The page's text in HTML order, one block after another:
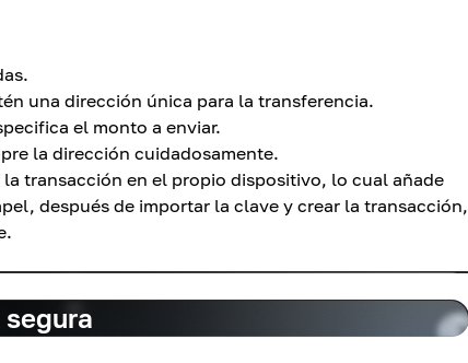
una dirección única para la transferencia.
el monto a enviar.
la dirección cuidadosamente.
transacción en el propio dispositivo, lo cual añade
después de importar la clave y crear la transacción,